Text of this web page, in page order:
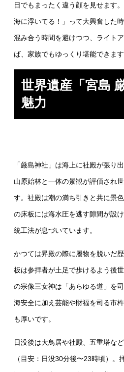
日でもまったく違う顔を見せます
海に浮いてる！」って大興奮した
混み合う時間を避けつつ、ライト
ば、家族でもゆっくり堪能できます
世界遺産「宮島
魅力
「厳島神社」は海上に社殿が張り
山原始林と一体の景観が評価され
す。社殿は潮の満ち引きと共に景
の床板には海水圧を逃す隙間が設
統工法が息づいています。
かつては昇殿の際に履物を脱いだ
板は参拝者が土足で歩けるよう後
の宗像三女神は「あらゆる道」を
海安全に加え芸能や財福を司る市
も厚いです。
日没後は大鳥居や社殿、五重塔な
（目安：日没30分後〜23時頃）。